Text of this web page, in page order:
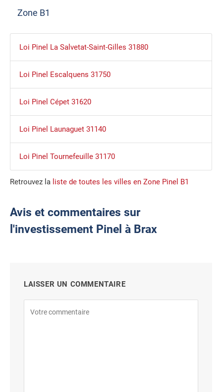
Zone B1
Loi Pinel La Salvetat-Saint-Gilles 31880
Loi Pinel Escalquens 31750
Loi Pinel Cépet 31620
Loi Pinel Launaguet 31140
Loi Pinel Tournefeuille 31170
Retrouvez la liste de toutes les villes en Zone Pinel B1
Avis et commentaires sur
l'investissement Pinel à Brax
LAISSER UN COMMENTAIRE